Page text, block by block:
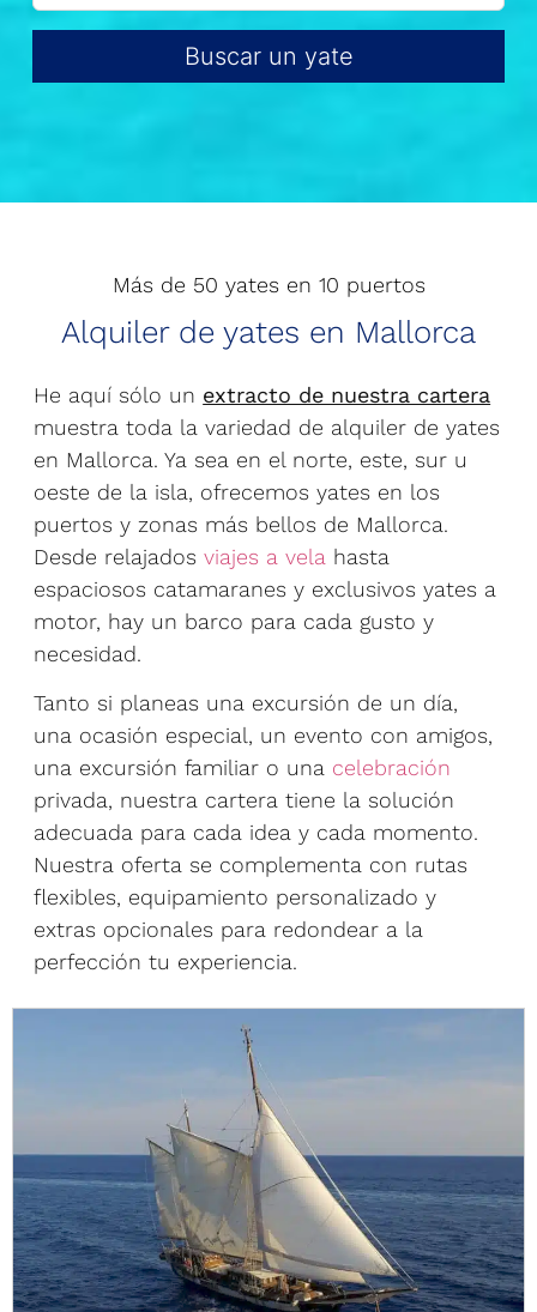
Buscar un yate
Más de 50 yates en 10 puertos
Alquiler de yates en Mallorca
He aquí sólo un extracto de nuestra cartera
muestra toda la variedad de alquiler de yates
en Mallorca. Ya sea en el norte, este, sur u
oeste de la isla, ofrecemos yates en los
puertos y zonas más bellos de Mallorca.
Desde relajadosviajes a vela hasta
espaciosos catamaranes y exclusivos yates a
motor, hay un barco para cada gusto y
necesidad.
Tanto si planeas una excursión de un día,
una ocasión especial, un evento con amigos,
una excursión familiar o una celebración
privada, nuestra cartera tiene la solución
adecuada para cada idea y cada momento.
Nuestra oferta se complementa con rutas
flexibles, equipamiento personalizado y
extras opcionales para redondear a la
perfección tu experiencia.